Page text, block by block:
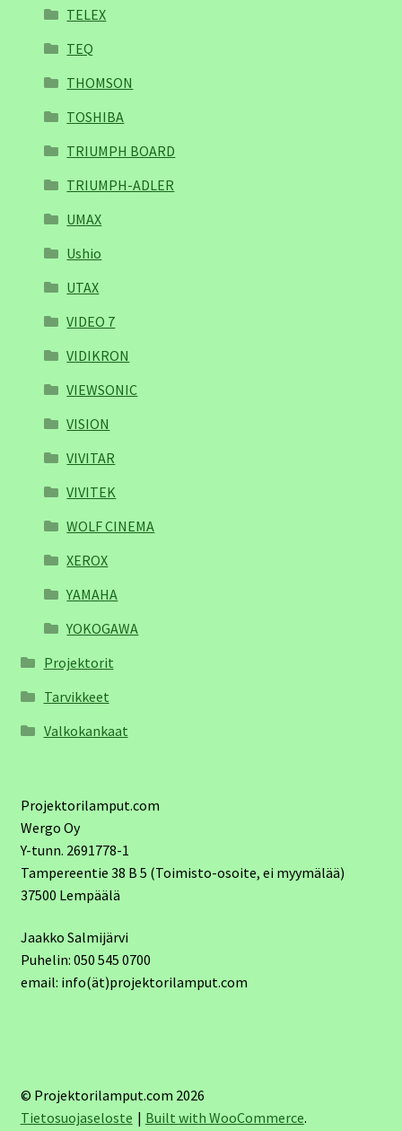
TELEX
TEQ
THOMSON
TOSHIBA
TRIUMPH BOARD
TRIUMPH-ADLER
UMAX
Ushio
UTAX
VIDEO 7
VIDIKRON
VIEWSONIC
VISION
VIVITAR
VIVITEK
WOLF CINEMA
XEROX
YAMAHA
YOKOGAWA
Projektorit
Tarvikkeet
Valkokankaat
Projektorilamput.com
Wergo Oy
Y-tunn. 2691778-1
Tampereentie 38 B 5 (Toimisto-osoite, ei myymälää)
37500 Lempäälä
Jaakko Salmijärvi
Puhelin: 050 545 0700
email: info(ät)projektorilamput.com
© Projektorilamput.com 2026
Tietosuojaseloste
Built with WooCommerce.